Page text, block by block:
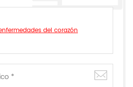
del corazón